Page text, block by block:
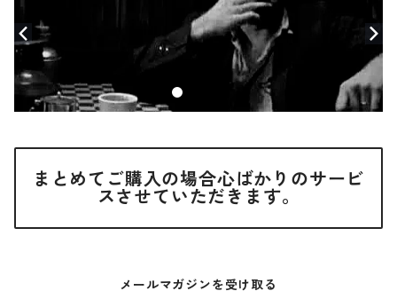
まとめてご購入の場合心ばかりのサービ
スさせていただきます。
メールマガジンを受け取る